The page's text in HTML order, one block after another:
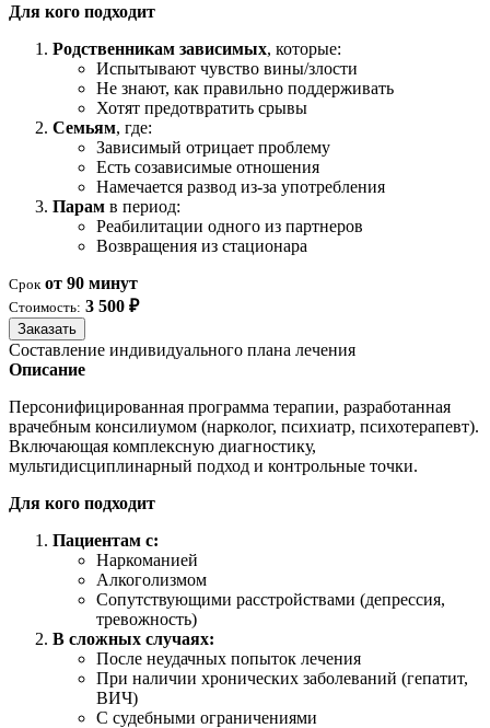
Для кого подходит
Родственникам зависимых, которые:
Испытывают чувство вины/злости
Не знают, как правильно поддерживать
Хотят предотвратить срывы
Семьям, где:
Зависимый отрицает проблему
Есть созависимые отношения
Намечается развод из-за употребления
Парам в период:
Реабилитации одного из партнеров
Возвращения из стационара
Срок от 90 минут
Стоимость: 3 500 ₽
Заказать
Составление индивидуального плана лечения
Описание
Персонифицированная программа терапии, разработанная
врачебным консилиумом (нарколог, психиатр, психотерапевт).
Включающая комплексную диагностику,
мультидисциплинарный подход и контрольные точки.
Для кого подходит
Пациентам с:
Наркоманией
Алкоголизмом
Сопутствующими расстройствами (депрессия,
тревожность)
В сложных случаях:
После неудачных попыток лечения
При наличии хронических заболеваний (гепатит,
ВИЧ)
С судебными ограничениями